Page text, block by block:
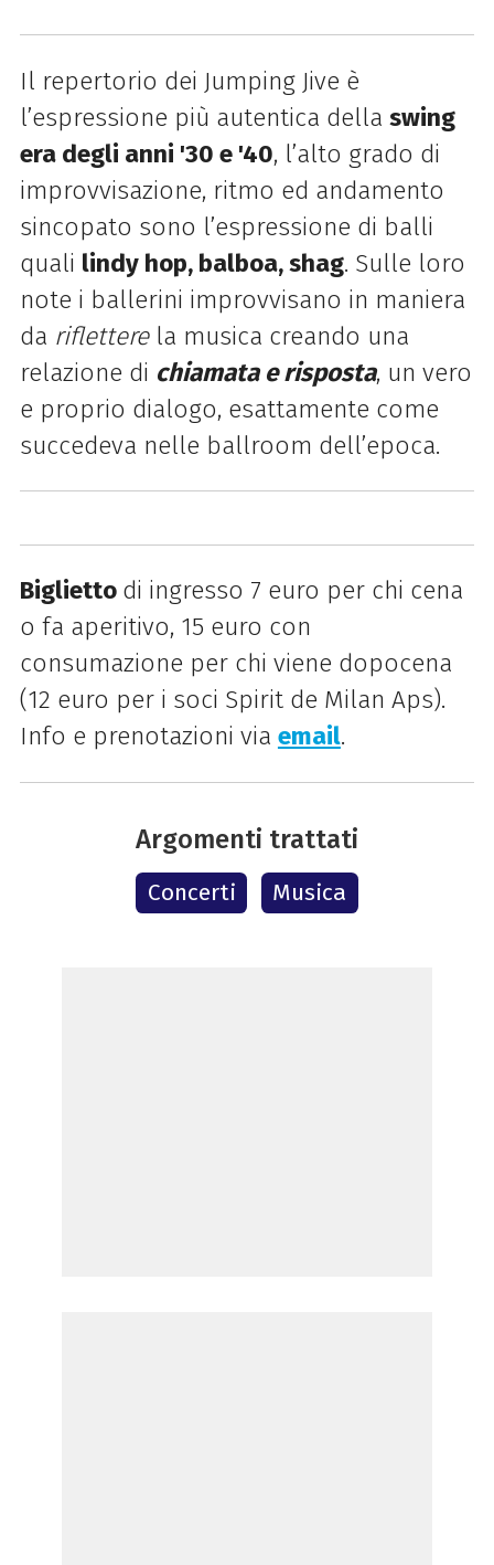
Il repertorio dei Jumping Jive è
l’espressione più autentica della swing
era degli anni '30 e '40, l’alto grado di
improvvisazione, ritmo ed andamento
sincopato sono l’espressione di balli
quali lindy hop, balboa, shag. Sulle loro
note i ballerini improvvisano in maniera
da rifletterela musica creando una
relazione di chiamata e risposta, un vero
e proprio dialogo, esattamente come
succedeva nelle ballroom dell’epoca.
Biglietto di ingresso 7 euro per chi cena
o fa aperitivo, 15 euro con
consumazione per chi viene dopocena
(12 euro per i soci Spirit de Milan Aps).
Info e prenotazioni via email.
Argomenti trattati
Concerti Musica